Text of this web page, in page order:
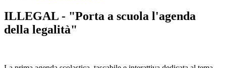
ILLEGAL - "Porta a scuola l'agenda
della legalità"